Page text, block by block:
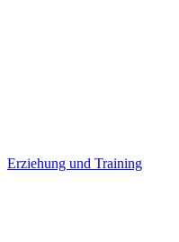
Erziehung und Training